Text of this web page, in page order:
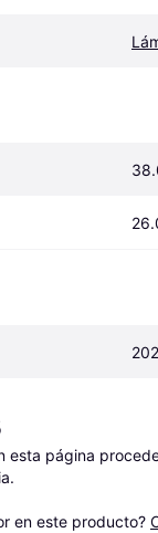
esta página
en este producto?